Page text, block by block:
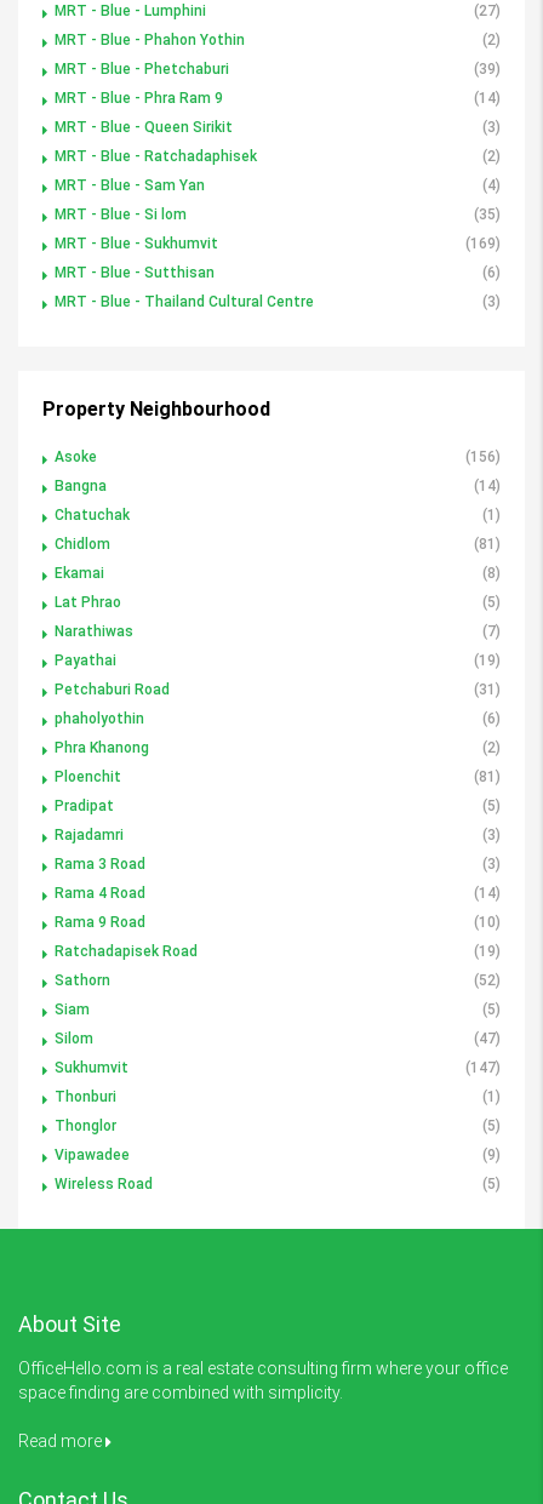
MRT - Blue - Lumphini
(27)
MRT - Blue - Phahon Yothin
(2)
MRT - Blue - Phetchaburi
(39)
MRT - Blue - Phra Ram 9
(14)
MRT - Blue - Queen Sirikit
(3)
MRT - Blue - Ratchadaphisek
(2)
MRT - Blue - Sam Yan
(4)
MRT - Blue - Si lom
(35)
MRT - Blue - Sukhumvit
(169)
MRT - Blue - Sutthisan
(6)
MRT - Blue - Thailand Cultural Centre
(3)
Property Neighbourhood
Asoke
(156)
Bangna
(14)
Chatuchak
(1)
Chidlom
(81)
Ekamai
(8)
Lat Phrao
(5)
Narathiwas
(7)
Payathai
(19)
Petchaburi Road
(31)
phaholyothin
(6)
Phra Khanong
(2)
Ploenchit
(81)
Pradipat
(5)
Rajadamri
(3)
Rama 3 Road
(3)
Rama 4 Road
(14)
Rama 9 Road
(10)
Ratchadapisek Road
(19)
Sathorn
(52)
Siam
(5)
Silom
(47)
Sukhumvit
(147)
Thonburi
(1)
Thonglor
(5)
Vipawadee
(9)
Wireless Road
(5)
About Site
OfficeHello.com is a real estate consulting firm where your office
space finding are combined with simplicity.
Read more